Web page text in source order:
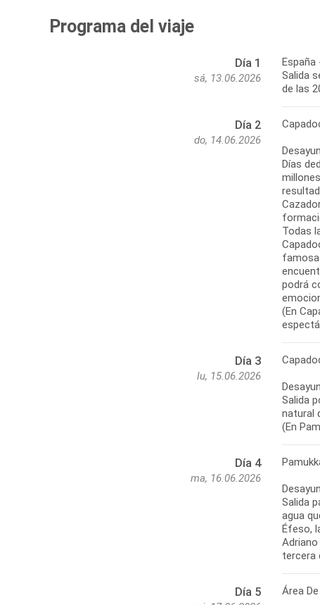
Programa del viaje
Día 1
sá, 13.06.2026
Salida
Día 2
do, 14.06.2026
Días
Todas
podrá
(En
Día 3
lu, 15.06.2026
Salida
natural
(En
Día 4
ma, 16.06.2026
Salida
agua
Éfeso,
tercera
Día 5 Área